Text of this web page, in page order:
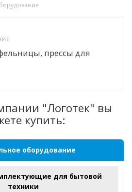
прессы для
"Логотек" вы
купить:
оборудование
для бытовой
техники